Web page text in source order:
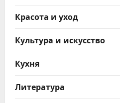
Красота и уход
Культура и искусство
Кухня
Литература